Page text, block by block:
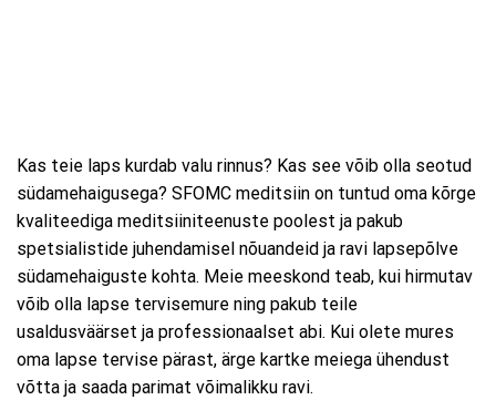
Kas teie laps kurdab valu rinnus? Kas see võib olla seotud
südamehaigusega? SFOMC meditsiin on tuntud oma kõrge
kvaliteediga meditsiiniteenuste poolest ja pakub
spetsialistide juhendamisel nõuandeid ja ravi lapsepõlve
südamehaiguste kohta. Meie meeskond teab, kui hirmutav
võib olla lapse tervisemure ning pakub teile
usaldusväärset ja professionaalset abi. Kui olete mures
oma lapse tervise pärast, ärge kartke meiega ühendust
võtta ja saada parimat võimalikku ravi.